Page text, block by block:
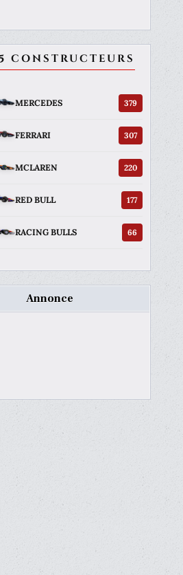
CONSTRUCTEURS
MERCEDES 379
FERRARI 307
MCLAREN 220
RED BULL 177
RACING BULLS 66
Annonce